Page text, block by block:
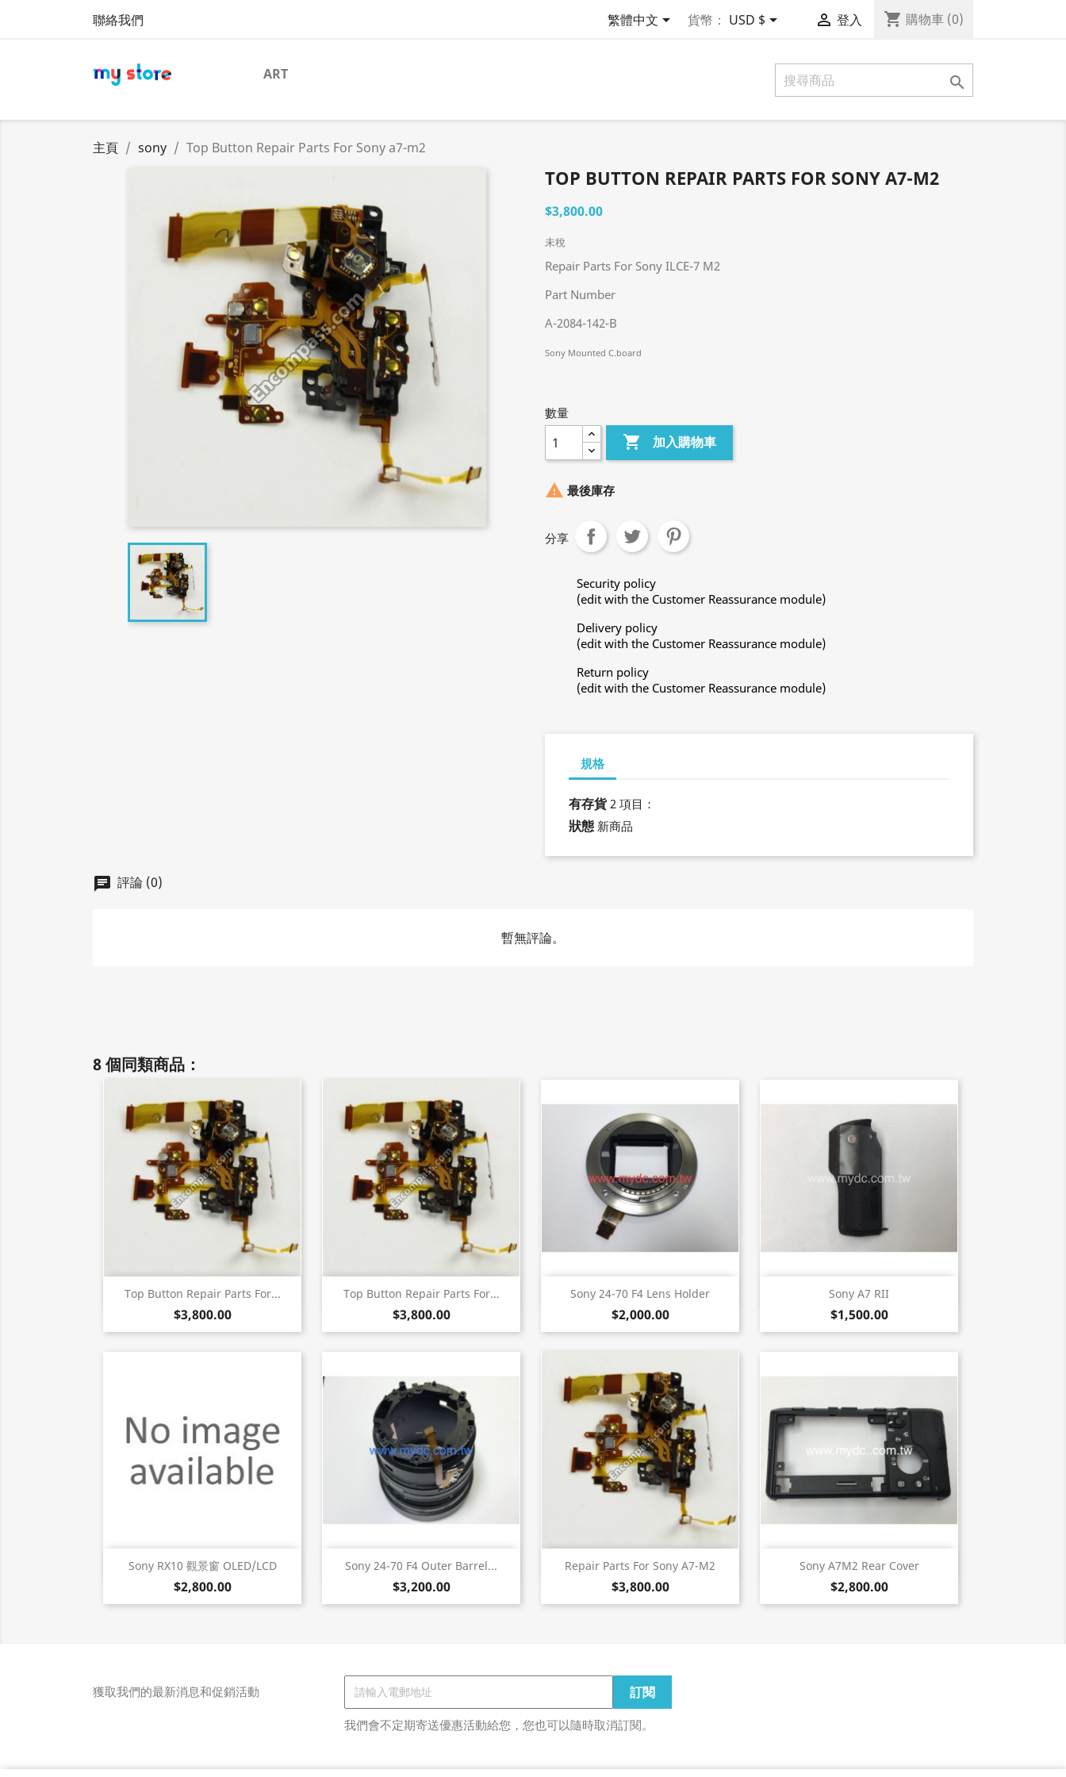
聯絡我們 繁體中文 貨幣： USD $  登入 shopping_cart 購物車 (0)
ART 
主頁 sony Top Button Repair Parts For Sony a7-m2
TOP BUTTON REPAIR PARTS FOR SONY A7-M2
$3,800.00
未稅
Repair Parts For Sony ILCE-7 M2
Part Number
A-2084-142-B
Sony Mounted C.board
數量
 加入購物車
 最後庫存
分享
Security policy
(edit with the Customer Reassurance module)
Delivery policy
(edit with the Customer Reassurance module)
Return policy
(edit with the Customer Reassurance module)
規格
有存貨 2 項目：
狀態 新商品
chat 評論 (0)
暫無評論。
8 個同類商品：
Top Button Repair Parts For...
$3,800.00
 快速查看 Top Button Repair Parts For...
$3,800.00
 快速查看 Sony 24-70 F4 Lens Holder
$2,000.00
快速查看 Sony A7 RII
$1,500.00
快速查看
Sony RX10 觀景窗 OLED/LCD
$2,800.00
 快速查看 Sony 24-70 F4 Outer Barrel...
$3,200.00
 快速查看 Repair Parts For Sony A7-M2
$3,800.00
快速查看 Sony A7M2 Rear Cover
$2,800.00
快速查看
獲取我們的最新消息和促銷活動
我們會不定期寄送優惠活動給您，您也可以隨時取消訂閱。